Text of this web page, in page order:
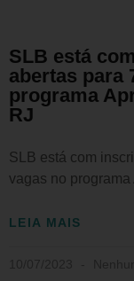
SLB está
abertas para
programa
RJ
SLB está com
vagas no
LEIA MAIS